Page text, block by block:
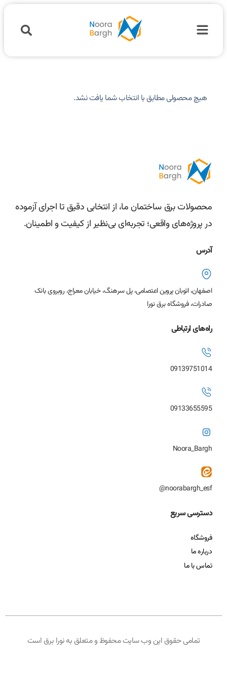
هیچ محصولی مطابق با انتخاب شما یافت نشد.
محصولات برق ساختمان ما، از انتخابی دقیق تا اجرای آزموده
در پروژه‌های واقعی؛ تجربه‌ای بی‌نظیر از کیفیت و اطمینان.
آدرس
اصفهان، اتوبان پروین اعتصامی، پل سرهنگ، خیابان معراج، روبروی بانک
صادرات، فروشگاه برق نورا
راه‌های ارتباطی
09139751014
09133655595
Noora_Bargh
noorabargh_esf@
دسترسی سریع
فروشگاه
درباره ما
تماس با ما
تمامی حقوق این وب سایت محفوظ و متعلق به نورا برق است